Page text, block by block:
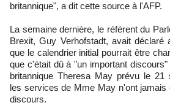
britannique", a dit cette source à l'AFP.
La semaine dernière, le référent du
Brexit, Guy Verhofstadt, avait déclaré
que le calendrier initial pourrait être
que c'était dû à "un important
britannique Theresa May prévu le 21
les services de Mme May n'ont jamais
discours.